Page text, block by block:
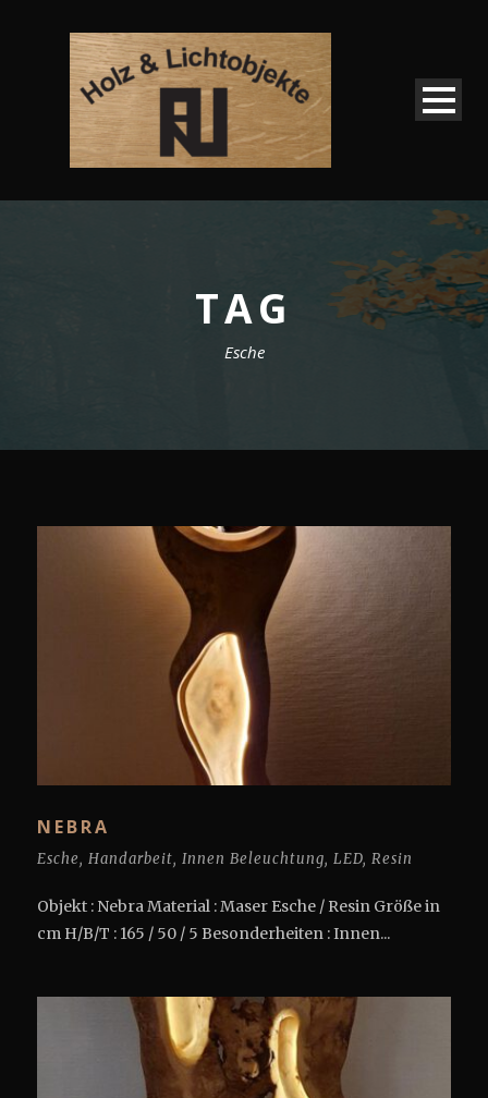
TAG
Esche
NEBRA
Esche, Handarbeit, Innen Beleuchtung, LED, Resin
Objekt : Nebra Material : Maser Esche / Resin Größe in
cm H/B/T : 165 / 50 / 5 Besonderheiten : Innen...